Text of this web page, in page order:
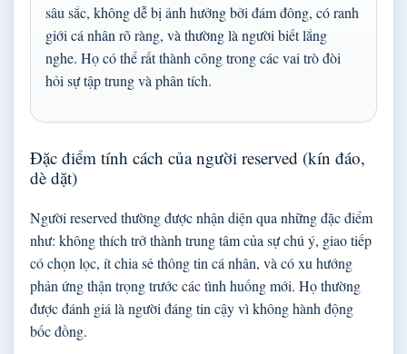
sâu sắc, không dễ bị ảnh hưởng bởi đám đông, có ranh
giới cá nhân rõ ràng, và thường là người biết lắng
nghe. Họ có thể rất thành công trong các vai trò đòi
hỏi sự tập trung và phân tích.
Đặc điểm tính cách của người reserved (kín đáo,
dè dặt)
Người reserved thường được nhận diện qua những đặc điểm
như: không thích trở thành trung tâm của sự chú ý, giao tiếp
có chọn lọc, ít chia sẻ thông tin cá nhân, và có xu hướng
phản ứng thận trọng trước các tình huống mới. Họ thường
được đánh giá là người đáng tin cậy vì không hành động
bốc đồng.